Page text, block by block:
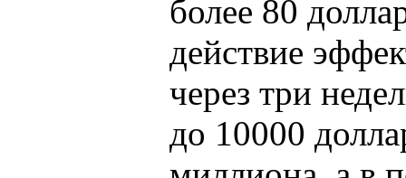
более 80
действие
через три
до 10000